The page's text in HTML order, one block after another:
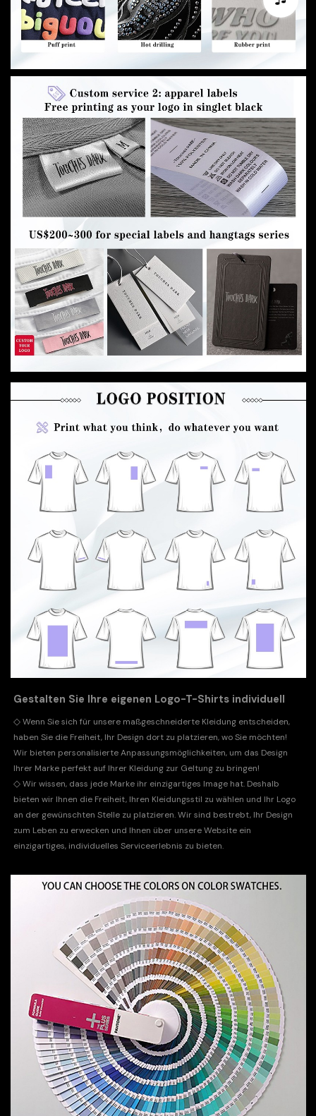
Gestalten Sie Ihre eigenen Logo-T-Shirts individuell
◇ Wenn Sie sich für unsere maßgeschneiderte Kleidung entscheiden,
haben Sie die Freiheit, Ihr Design dort zu platzieren, wo Sie möchten!
Wir bieten personalisierte Anpassungsmöglichkeiten, um das Design
Ihrer Marke perfekt auf Ihrer Kleidung zur Geltung zu bringen!
◇ Wir wissen, dass jede Marke ihr einzigartiges Image hat. Deshalb
bieten wir Ihnen die Freiheit, Ihren Kleidungsstil zu wählen und Ihr Logo
an der gewünschten Stelle zu platzieren. Wir sind bestrebt, Ihr Design
zum Leben zu erwecken und Ihnen über unsere Website ein
einzigartiges, individuelles Serviceerlebnis zu bieten.